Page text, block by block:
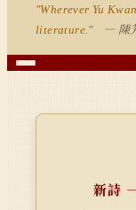
"Wherever Yu
literature."
— 陳
新詩